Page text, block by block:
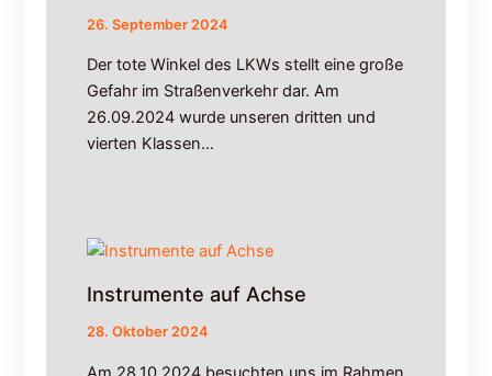
26. September 2024
Der tote Winkel des LKWs stellt eine große
Gefahr im Straßenverkehr dar. Am
26.09.2024 wurde unseren dritten und
vierten Klassen…
Instrumente auf Achse
28. Oktober 2024
8
5